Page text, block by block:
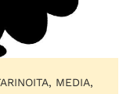
MEDIA,